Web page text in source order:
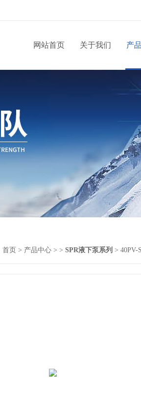
网站首页 关于我们 产
首页 > 产品中心 > > SPR液下泵系列 > 40PV-